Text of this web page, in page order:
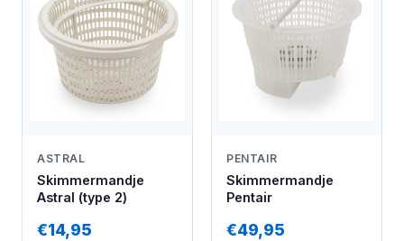
ASTRAL
Skimmermandje
Astral (type 2)
€14,95
PENTAIR
Skimmermandje
Pentair
€49,95